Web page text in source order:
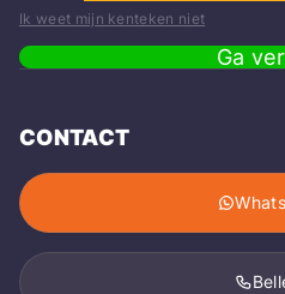
Ik weet mijn kenteken niet
Ga
CONTACT